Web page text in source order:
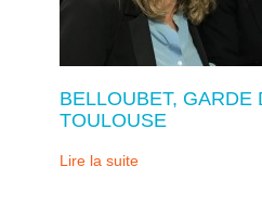
BELLOUBET, GARDE
TOULOUSE
Lire la suite